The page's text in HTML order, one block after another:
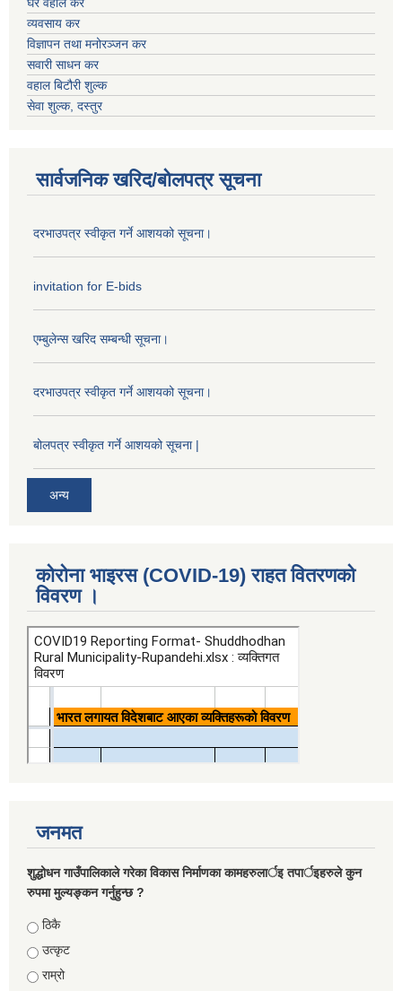
व्यवसाय कर
विज्ञापन तथा मनोरञ्जन कर
सवारी साधन कर
वहाल बिटौरी शुल्क
सेवा शुल्क, दस्तुर
सार्वजनिक खरिद/बोलपत्र सूचना
दरभाउपत्र स्वीकृत गर्ने आशयको सूचना।
invitation for E-bids
एम्बुलेन्स खरिद सम्बन्धी सूचना।
दरभाउपत्र स्वीकृत गर्ने आशयको सूचना।
बोलपत्र स्वीकृत गर्ने आशयको सूचना |
अन्य
कोरोना भाइरस (COVID-19) राहत वितरणको
विवरण ।
जनमत
शुद्धोधन गाउँपालिकाले गरेका विकास निर्माणका कामहरुलार्इ तपार्इहरुले कुन
रुपमा मुल्यङ्कन गर्नुहुन्छ ?
Choices
ठिकै
उत्कृट
राम्रो